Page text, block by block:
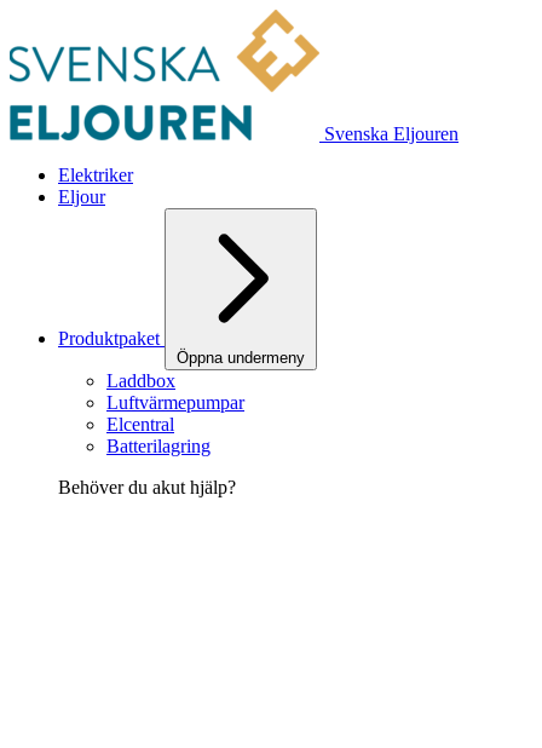
Svenska Eljouren
Elektriker
Eljour
Produktpaket
Öppna undermeny
Laddbox
Luftvärmepumpar
Elcentral
Batterilagring
Behöver du akut hjälp?